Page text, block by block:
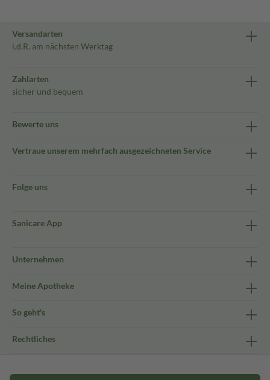
Versandarten
i.d.R. am nächsten Werktag
Zahlarten
sicher und bequem
Bewerte uns
Vertraue unserem mehrfach ausgezeichneten Service
Folge uns
Sanicare App
Unternehmen
Meine Apotheke
So geht's
Rechtliches